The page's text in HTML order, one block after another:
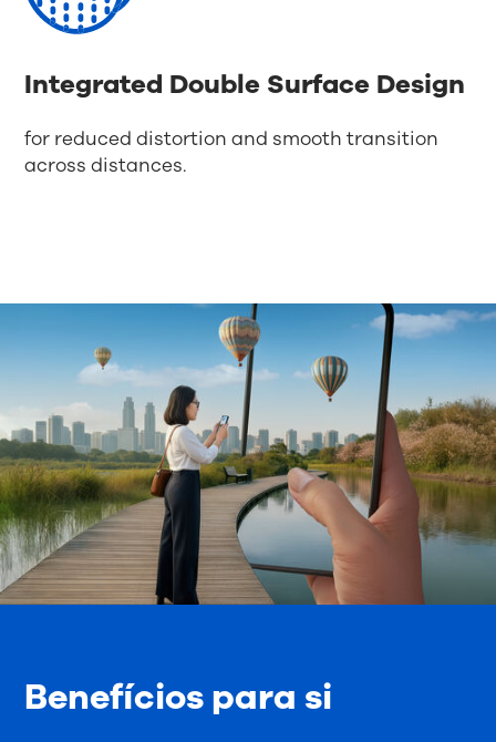
Integrated Double Surface Design
for reduced distortion and smooth transition
across distances.
Benefícios para si